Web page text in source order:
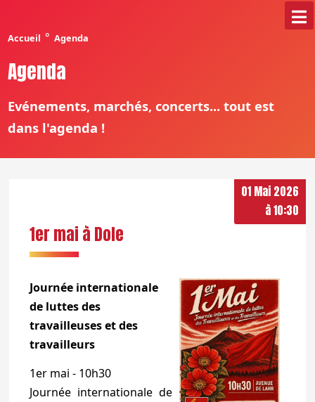
Accueil ° Agenda
Agenda
Evénements, marchés, concerts... tout est
dans l'agenda !
01 Mai 2026
à 10:30
1er mai à Dole
Journée internationale
de luttes des
travailleuses et des
travailleurs
1er mai - 10h30
Journée internationale de